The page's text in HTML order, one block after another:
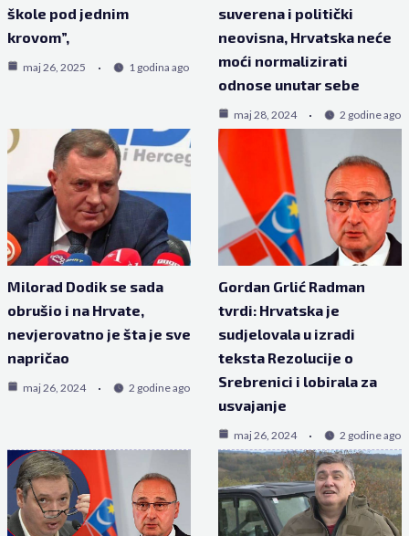
škole pod jednim
krovom”,
maj 26, 2025 1 godina ago
suverena i politički
neovisna, Hrvatska neće
moći normalizirati
odnose unutar sebe
maj 28, 2024 2 godine ago
Milorad Dodik se sada
obrušio i na Hrvate,
nevjerovatno je šta je sve
napričao
maj 26, 2024 2 godine ago
Gordan Grlić Radman
tvrdi: Hrvatska je
sudjelovala u izradi
teksta Rezolucije o
Srebrenici i lobirala za
usvajanje
maj 26, 2024 2 godine ago